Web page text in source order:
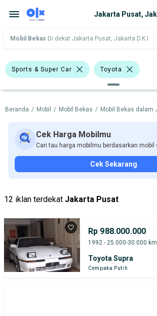
Jakarta Pusat,
Mobil Bekas Di dekat Jakarta Pusat, Jakarta D.K.I.
Sports & Super Car Toyota
Harga Merek Dan Model
Tipe Bodi Tipe Membership
Beranda / Mobil / Mobil Bekas / Mobil Bekas dalam
Cek Harga Mobilmu
Cari tau harga mobilmu berdasarkan mobil
Cek Sekarang
12 iklan terdekat Jakarta Pusat
Rp 988.000.000
1992 - 25.000-30.000 km
Toyota Supra
Cempaka Putih